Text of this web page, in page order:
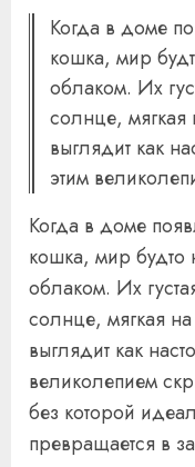
Когда в доме
кошка, мир
облаком. Их
солнце,
выглядит как
этим
Когда в доме
кошка, мир будто
облаком. Их
солнце, мягкая
выглядит как
великолепием
без которой
превращается в